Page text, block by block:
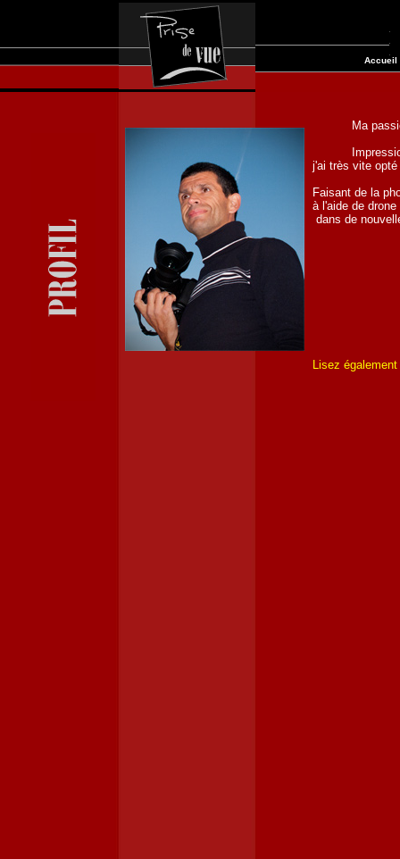
Accueil
Ma
j'ai très vite
Faisant de la
à l'aide de
dans de
Lisez